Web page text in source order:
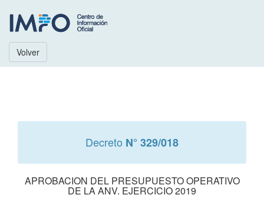
Volver
Decreto N° 329/018
APROBACION DEL PRESUPUESTO OPERATIVO
DE LA ANV. EJERCICIO 2019